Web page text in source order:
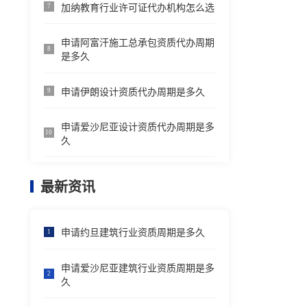
7 加纳教育行业许可证代办机构怎么选
8
申请阿富汗施工总承包资质代办周期
是多久
9 申请伊朗设计资质代办周期是多久
10
申请爱沙尼亚设计资质代办周期是多
久
最新资讯
1 申请约旦建筑行业资质周期是多久
2
申请爱沙尼亚建筑行业资质周期是多
久